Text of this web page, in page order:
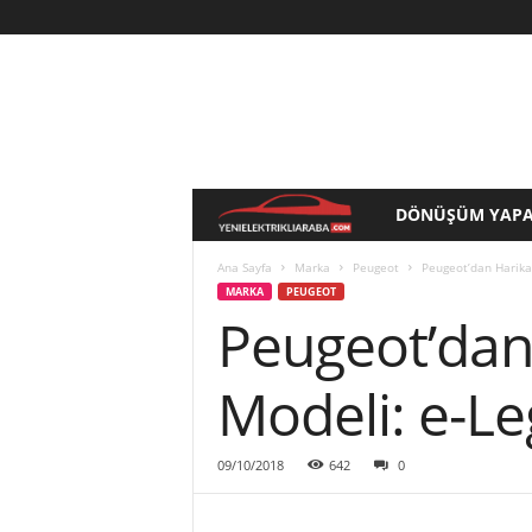
e
l
DÖNÜŞÜM
Ana Sayfa Marka Peugeot Peugeot’dan
MARKA PEUGEOT
Modeli: e-
09/10/2018 642 0